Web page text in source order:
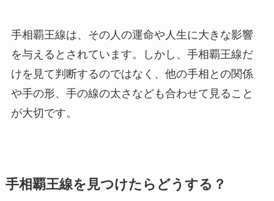
手相覇王線は、その人の運命や人生に大きな影響
を与えるとされています。しかし、手相覇王線だ
けを見て判断するのではなく、他の手相との関係
や手の形、手の線の太さなども合わせて見ること
が大切です。
手相覇王線を見つけたらどうする？